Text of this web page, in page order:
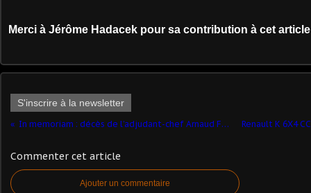
Merci à Jérôme Hadacek pour sa contribution à cet
S'inscrire à la newsletter
In memoriam : décès de l’adjudant-chef Arnaud FRION en Irak (actualisé)
Commenter cet article
Ajouter un commentaire